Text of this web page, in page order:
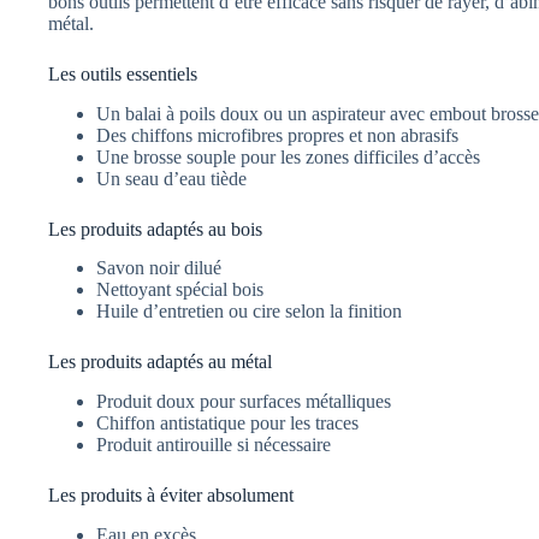
métal.
Les outils essentiels
Un balai à poils doux ou un aspirateur avec embout brosse
Des chiffons microfibres propres et non abrasifs
Une brosse souple pour les zones difficiles d’accès
Un seau d’eau tiède
Les produits adaptés au bois
Savon noir dilué
Nettoyant spécial bois
Huile d’entretien ou cire selon la finition
Les produits adaptés au métal
Produit doux pour surfaces métalliques
Chiffon antistatique pour les traces
Produit antirouille si nécessaire
Les produits à éviter absolument
Eau en excès